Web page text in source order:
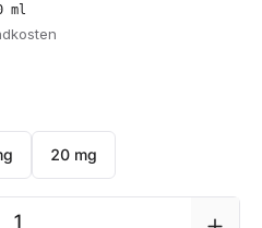
ml
20 mg
den